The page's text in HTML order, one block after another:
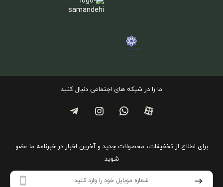
ما را در شبکه های اجتماعی دنبال کنید
برای اطلاع از تخفیفات، محصولات جدید و آخرین اخبار در خبرنامه ما عضو
شوید